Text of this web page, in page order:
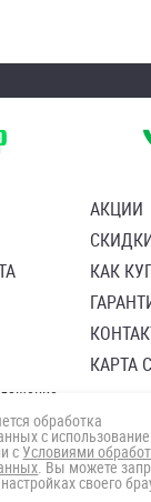
АКЦИИ
КАК
КАРТА
обработки
на обработку
обработка
с
с Условиями
. Вы можете
своего